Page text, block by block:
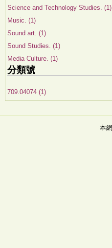
Science and Technology Studies. (1)
Music. (1)
Sound art. (1)
Sound Studies. (1)
Media Culture. (1)
分類號
709.04074 (1)
本